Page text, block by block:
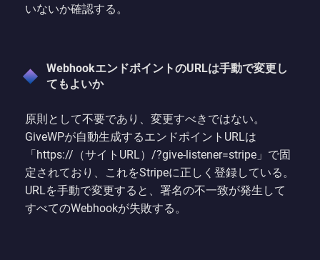
いないか確認する。
WebhookエンドポイントのURLは手動で変更し
てもよいか
原則として不要であり、変更すべきではない。
GiveWPが自動生成するエンドポイントURLは
「https://（サイトURL）/?give-listener=stripe」で固
定されており、これをStripeに正しく登録している。
URLを手動で変更すると、署名の不一致が発生して
すべてのWebhookが失敗する。